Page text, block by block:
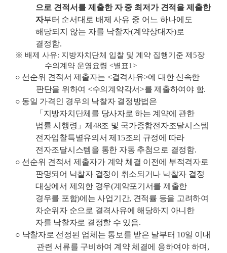
으로 견적서를 제 출한 자 중 최저가 견적을 제출한
자부터 순서대로 배제 사유 중 어느 하나에도
해당되지 않는 자를 낙찰자(계약상대자)로
결정함.
※ 배제 사유: 지방자치단체 입찰 및 계약 집행기준 제 5장
수의계약 운영요령 <별표1>
○ 선순위 견적서 제출자는 <결격사유>에 대한 신속한
판단을 위하여 <수의계약각서>를 제출하여야 함.
○ 동일 가격인 경우의 낙찰자 결정방법은
「 지방자치단체를 당사자로 하는 계약에 관한
법률 시행령 」제 48조 및 국가종합전자조달시스템
전자입찰특별유의서 제 15조의 규정에 따라
전자조달시스템을 통한 자동 추첨으로 결정함.
○ 선순위 견적서 제출자가 계약 체결 이전에 부적격자로
판명되어 낙찰자 결정이 취소되거나 낙찰자 결정
대상에서 제외한 경우(계약포기서를 제출한
경우를 포함)에는 사업기간, 견적률 등을 고려하여
차순위자 순으로 결격사유에 해당하지 아니한
자를 낙찰자로 결정할 수 있음.
○ 낙찰자로 선정된 업체는 통보를 받은 날부터 10일 이내
관련 서류를 구비하여 계약 체결에 응하여야 하며 ,